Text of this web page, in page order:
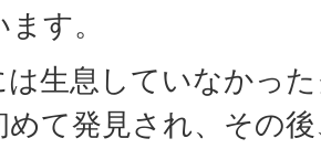
す。
は生息していなかっ
めて発見され、その